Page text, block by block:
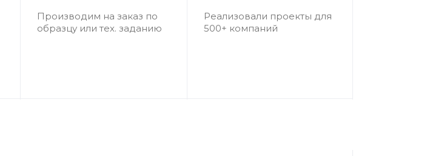
Производим на заказ по
образцу или тех. заданию
Реализовали проекты для
500+ компаний